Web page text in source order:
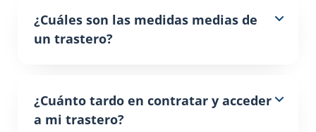
¿Cuáles son las medidas medias de
un trastero?
¿Cuánto tardo en contratar y acceder
a mi trastero?